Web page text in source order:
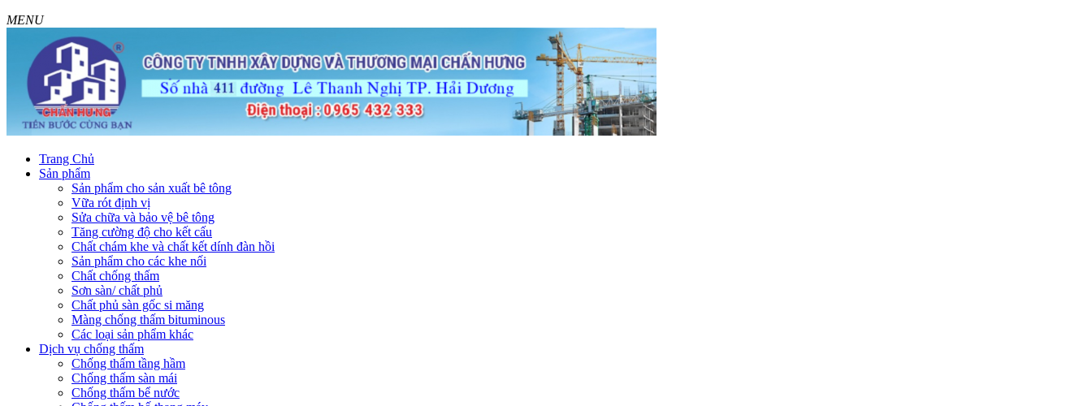
MENU
Trang Chủ
Sản phẩm
Sản phẩm cho sản xuất bê tông
Vữa rót định vị
Sửa chữa và bảo vệ bê tông
Tăng cường độ cho kết cấu
Chất chám khe và chất kết dính đàn hồi
Sản phẩm cho các khe nối
Chất chống thấm
Sơn sàn/ chất phủ
Chất phủ sàn gốc si măng
Màng chống thấm bituminous
Các loại sản phẩm khác
Dịch vụ chống thấm
Chống thấm tầng hầm
Chống thấm sàn mái
Chống thấm bể nước